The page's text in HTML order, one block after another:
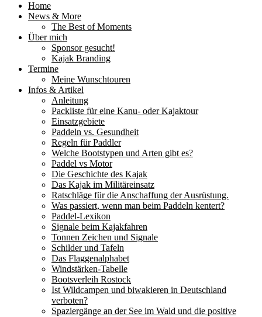
Home
News & More
The Best of Moments
Über mich
Sponsor gesucht!
Kajak Branding
Termine
Meine Wunschtouren
Infos & Artikel
Anleitung
Packliste für eine Kanu- oder Kajaktour
Einsatzgebiete
Paddeln vs. Gesundheit
Regeln für Paddler
Welche Bootstypen und Arten gibt es?
Paddel vs Motor
Die Geschichte des Kajak
Das Kajak im Militäreinsatz
Ratschläge für die Anschaffung der Ausrüstung.
Was passiert, wenn man beim Paddeln kentert?
Paddel-Lexikon
Signale beim Kajakfahren
Tonnen Zeichen und Signale
Schilder und Tafeln
Das Flaggenalphabet
Windstärken-Tabelle
Bootsverleih Rostock
Ist Wildcampen und biwakieren in Deutschland
verboten?
Spaziergänge an der See im Wald und die positive